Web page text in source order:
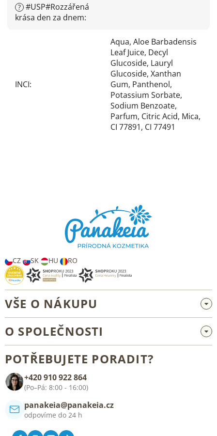
? #USP#Rozzářená
krása den za dnem:
INCI:
Aqua, Aloe Barbadensis
Leaf Juice, Decyl
Glucoside, Lauryl
Glucoside, Xanthan
Gum, Panthenol,
Potassium Sorbate,
Sodium Benzoate,
Parfum, Citric Acid, Mica,
CI 77891, CI 77491
CZ SK HU RO
VŠE O NÁKUPU
Velkoobchod a spolupráce
Všeobecné obchodní podmínky
O SPOLEČNOSTI
Kontakt
POTŘEBUJETE PORADIT?
+420 910 922 864
(Po–Pá: 8:00 - 16:00)
panakeia@panakeia.cz
odpovíme do 24 h